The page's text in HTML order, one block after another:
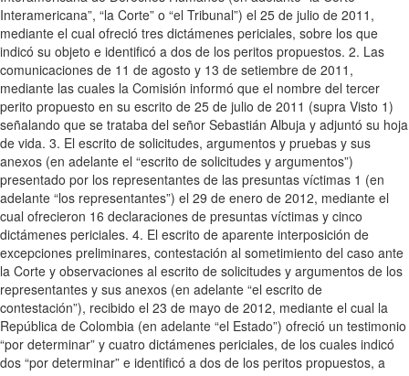
Interamericana”, “la Corte” o “el Tribunal”) el 25 de julio de 2011,
mediante el cual ofreció tres dictámenes periciales, sobre los que
indicó su objeto e identificó a dos de los peritos propuestos. 2. Las
comunicaciones de 11 de agosto y 13 de setiembre de 2011,
mediante las cuales la Comisión informó que el nombre del tercer
perito propuesto en su escrito de 25 de julio de 2011 (supra Visto 1)
señalando que se trataba del señor Sebastián Albuja y adjuntó su hoja
de vida. 3. El escrito de solicitudes, argumentos y pruebas y sus
anexos (en adelante el “escrito de solicitudes y argumentos”)
presentado por los representantes de las presuntas víctimas 1 (en
adelante “los representantes”) el 29 de enero de 2012, mediante el
cual ofrecieron 16 declaraciones de presuntas víctimas y cinco
dictámenes periciales. 4. El escrito de aparente interposición de
excepciones preliminares, contestación al sometimiento del caso ante
la Corte y observaciones al escrito de solicitudes y argumentos de los
representantes y sus anexos (en adelante “el escrito de
contestación”), recibido el 23 de mayo de 2012, mediante el cual la
República de Colombia (en adelante “el Estado”) ofreció un testimonio
“por determinar” y cuatro dictámenes periciales, de los cuales indicó
dos “por determinar” e identificó a dos de los peritos propuestos, a